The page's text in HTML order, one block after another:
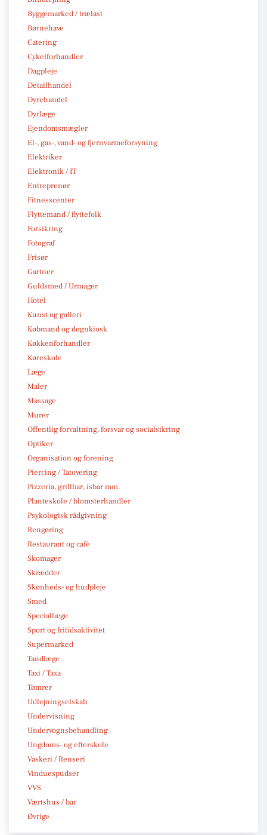
Byggemarked / trælast
Børnehave
Catering
Cykelforhandler
Dagpleje
Detailhandel
Dyrehandel
Dyrlæge
Ejendomsmægler
El-, gas-, vand- og fjernvarmeforsyning
Elektriker
Elektronik / IT
Entreprenør
Fitnesscenter
Flyttemand / flyttefolk
Forsikring
Fotograf
Frisør
Gartner
Guldsmed / Urmager
Hotel
Kunst og galleri
Købmand og døgnkiosk
Køkkenforhandler
Køreskole
Læge
Maler
Massage
Murer
Offentlig forvaltning, forsvar og socialsikring
Optiker
Organisation og forening
Piercing / Tatovering
Pizzeria, grillbar, isbar mm.
Planteskole / blomsterhandler
Psykologisk rådgivning
Rengøring
Restaurant og café
Skomager
Skrædder
Skønheds- og hudpleje
Smed
Speciallæge
Sport og fritidsaktivitet
Supermarked
Tandlæge
Taxi / Taxa
Tømrer
Udlejningselskab
Undervisning
Undervognsbehandling
Ungdoms- og efterskole
Vaskeri / Renseri
Vinduespudser
VVS
Værtshus / bar
Øvrige